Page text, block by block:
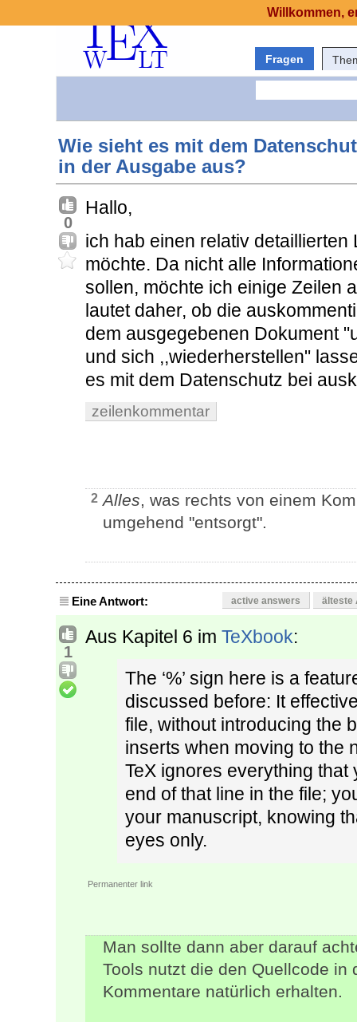
Fragen
Wie sieht es mit dem
in der Ausgabe aus?
0
Hallo,
ich hab einen relativ
möchte. Da nicht alle
sollen, möchte ich einige Zeilen
lautet daher, ob die
dem ausgegebenen Dokument
und sich ,,wiederherstellen"
es mit dem Datenschutz bei
zeilenkommentar
2 Alles, was rechts von einem
umgehend "entsorgt".
Eine Antwort: active answers älteste
1
Aus Kapitel 6 im TeXbook:
The ‘%’ sign here is a
discussed before: It
file, without introducing the
inserts when moving to the
TeX ignores everything
end of that line in the file;
your manuscript, knowing
eyes only.
Permanenter link
Man sollte dann aber darauf
Tools nutzt die den Quellcode in
Kommentare natürlich erhalten.
Willkommen,